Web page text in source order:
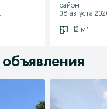
район
08 августа
12 м²